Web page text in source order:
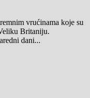
vrućinama koje su
Britaniju.
dani...